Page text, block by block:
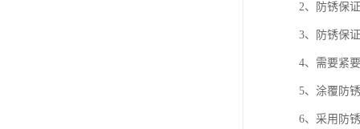
2、防锈保
3、防锈保
4、需要紧
5、涂覆防
6、采用防